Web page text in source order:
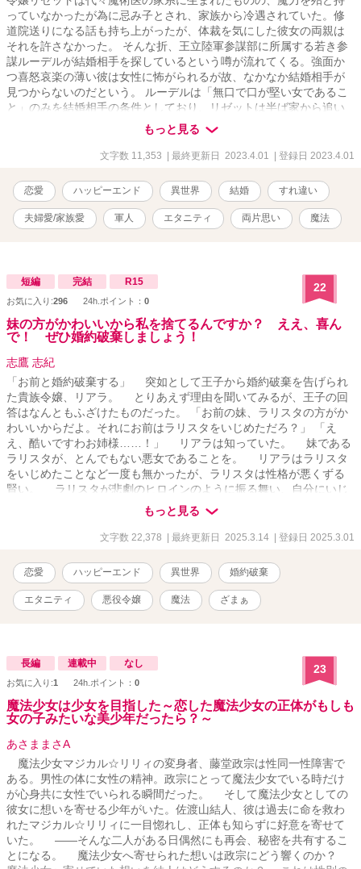
っていなかったが為に忌み子とされ、家族から冷遇されていた。修
道院送りになる話も持ち上がったが、体裁を気にした彼女の両親は
それを許さなかった。 そんな折、王立陸軍参謀部に所属する若き参
謀ルーデルが結婚相手を探しているという噂が流れてくる。強面か
つ喜怒哀楽の薄い彼は女性に怖がられるが故、なかなか結婚相手が
見つからないのだという。 ルーデルは「無口で口が堅い女であるこ
と」のみを結婚相手の条件としており、リゼットは半ば家から追い
出される形で彼に嫁ぐこととなる。そして彼と交流を重ねたことに
より、リゼットは彼への思いを募らせていった。 結婚後数ヶ月経っ
たある日、ルーデルはリゼットに大事な話があるから部屋で待って
話をされると身構えるが、彼が持ってきたのは離婚届ではなく大き
な薔薇の花束であった。 リゼットが彼を深く愛しているように、彼
もまたリゼットを深く愛していたのである。
もっと見る
文字数 11,353 | 最終更新日 2023.4.01 | 登録日 2023.4.01
恋愛 ハッピーエンド 異世界 結婚 すれ違い
夫婦愛/家族愛 軍人 エタニティ 両片思い 魔法
短編 完結 R15
お気に入り:296 24h.ポイント： 0
22
妹の方がかわいいから私を捨てるんですか？ ええ、喜ん
で！ ぜひ婚約破棄しましょう！
志鷹 志紀
「お前と婚約破棄する」 突如として王子から婚約破棄を告げられ
た貴族令嬢、リアラ。 とりあえず理由を聞いてみるが、王子の回
答はなんともふざけたものだった。 「お前の妹、ラリスタの方がか
わいいからだよ。それにお前はラリスタをいじめただろ？」 「え
え、酷いですわお姉様……！」 リアラは知っていた。 妹である
ラリスタが、とんでもない悪女であることを。 リアラはラリスタ
をいじめたことなど一度も無かったが、ラリスタは性格が悪くずる
賢い。 ラリスタが悲劇のヒロインのように振る舞い、自分にいじ
められたとウソを吐いたのだと瞬時に察した。 そして同時に、そ
んな見え透いたウソも見抜けない愚鈍な王子に失望した。 「ええ、
喜んで！ ぜひ婚約破棄しましょう！」 目をキラキラと輝かせ。
もっと見る
文字数 22,378 | 最終更新日 2025.3.14 | 登録日 2025.3.01
恋愛 ハッピーエンド 異世界 婚約破棄
エタニティ 悪役令嬢 魔法 ざまぁ
長編 連載中 なし
お気に入り:1 24h.ポイント： 0
23
魔法少女は少女を目指した～恋した魔法少女の正体がもしも
女の子みたいな美少年だったら？～
あさままさA
魔法少女マジカル☆リリィの変身者、藤堂政宗は性同一性障害で
ある。男性の体に女性の精神。政宗にとって魔法少女でいる時だけ
が心身共に女性でいられる瞬間だった。 そして魔法少女としての
彼女に想いを寄せる少年がいた。佐渡山結人、彼は過去に命を救わ
れたマジカル☆リリィに一目惚れし、正体も知らずに好意を寄せて
いた。 ――そんな二人がある日偶然にも再会、秘密を共有するこ
とになる。 魔法少女へ寄せられた想いは政宗にどう響くのか？